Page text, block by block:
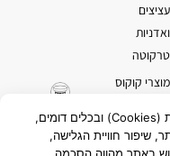
עציצים
ואדניות
טרקוטה
מוצרי קוקוס
לידיעתך: באתר זה נעשה שימוש בקבצי עוגיות (Cookies) ובכלים דומים,
שיפור חוויית הגלישה,